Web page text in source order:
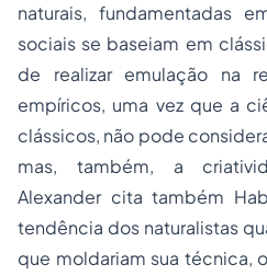
naturais, fundamentadas
sociais se baseiam em
de realizar emulação na
empíricos, uma vez que a
clássicos, não pode
mas, também, a
Alexander cita também
tendência dos naturalistas
que moldariam sua técnica,